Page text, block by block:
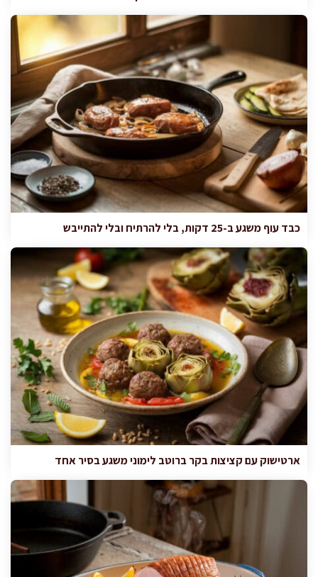
כבד עוף משגע ב-25 דקות, בלי להרתיח ובלי להתייבש
ארטישוק עם קציצות בקר ברוטב לימוני משגע בסיר אחד